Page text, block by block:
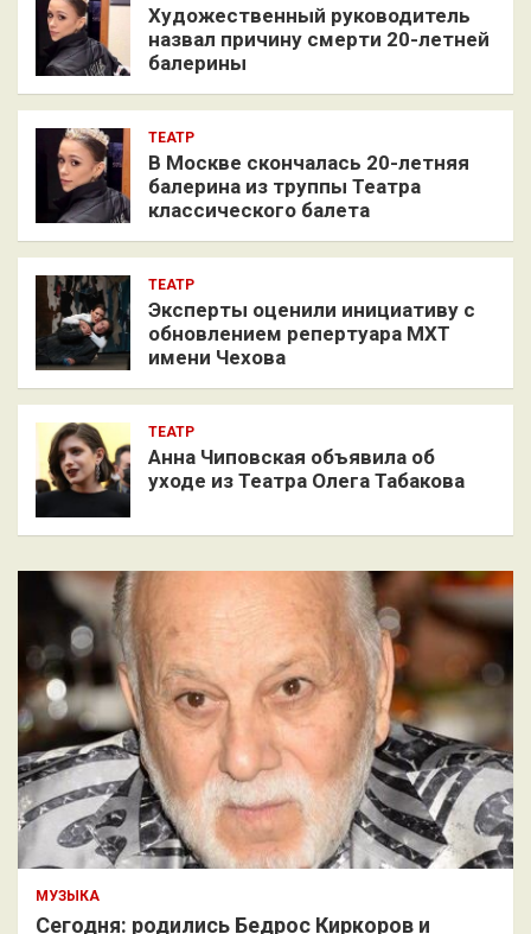
Художественный руководитель
назвал причину смерти 20-летней
балерины
ТЕАТР
В Москве скончалась 20-летняя
балерина из труппы Театра
классического балета
ТЕАТР
Эксперты оценили инициативу с
обновлением репертуара МХТ
имени Чехова
ТЕАТР
Анна Чиповская объявила об
уходе из Театра Олега Табакова
МУЗЫКА
Сегодня: родились Бедрос Киркоров и